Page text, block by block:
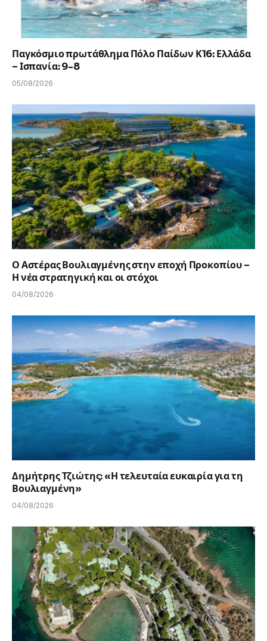
Παγκόσμιο πρωτάθλημα Πόλο Παίδων Κ16: Ελλάδα
– Ισπανία: 9-8
05/08/2026
Ο Αστέρας Βουλιαγμένης στην εποχή Προκοπίου –
Η νέα στρατηγική και οι στόχοι
04/08/2026
Δημήτρης Τζιώτης: «Η τελευταία ευκαιρία για τη
Βουλιαγμένη»
04/08/2026